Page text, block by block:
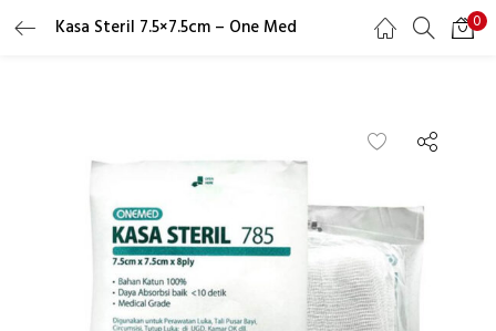
Kasa Steril 7.5×7.5cm – One Med 0
LOGIN REGISTER